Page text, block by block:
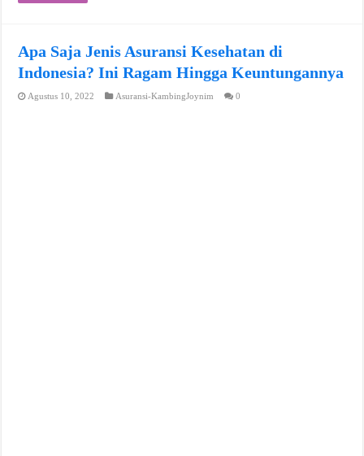
Apa Saja Jenis Asuransi Kesehatan di
Indonesia? Ini Ragam Hingga Keuntungannya
Agustus 10, 2022 Asuransi-KambingJoynim 0